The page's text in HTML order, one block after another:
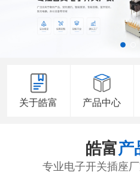
关于皓富 产品中心
皓富产
专业电子开关插座